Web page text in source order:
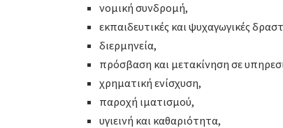
νομική συνδρομή,
εκπαιδευτικές και ψυχαγωγικές
διερμηνεία,
πρόσβαση και μετακίνηση σε
χρηματική ενίσχυση,
παροχή ιματισμού,
υγιεινή και καθαριότητα,